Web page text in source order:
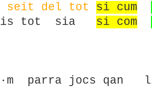
seit del tot si cum
tot sia si com
parra jocs qan